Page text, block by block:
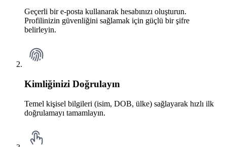
Geçerli bir e-posta kullanarak hesabınızı oluşturun.
Profilinizin güvenliğini sağlamak için güçlü bir şifre
belirleyin.
Kimliğinizi Doğrulayın
Temel kişisel bilgileri (isim, DOB, ülke) sağlayarak hızlı ilk
doğrulamayı tamamlayın.